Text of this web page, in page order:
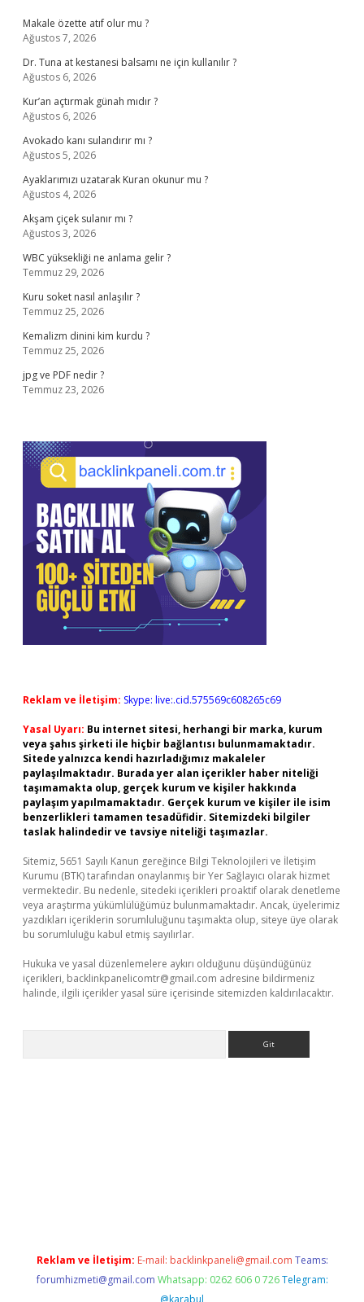
Makale özette atıf olur mu ?
Ağustos 7, 2026
Dr. Tuna at kestanesi balsamı ne için kullanılır ?
Ağustos 6, 2026
Kur’an açtırmak günah mıdır ?
Ağustos 6, 2026
Avokado kanı sulandırır mı ?
Ağustos 5, 2026
Ayaklarımızı uzatarak Kuran okunur mu ?
Ağustos 4, 2026
Akşam çiçek sulanır mı ?
Ağustos 3, 2026
WBC yüksekliği ne anlama gelir ?
Temmuz 29, 2026
Kuru soket nasıl anlaşılır ?
Temmuz 25, 2026
Kemalizm dinini kim kurdu ?
Temmuz 25, 2026
jpg ve PDF nedir ?
Temmuz 23, 2026
Reklam ve İletişim: Skype: live:.cid.575569c608265c69
Yasal Uyarı: Bu internet sitesi, herhangi bir marka, kurum
veya şahıs şirketi ile hiçbir bağlantısı bulunmamaktadır.
Sitede yalnızca kendi hazırladığımız makaleler
paylaşılmaktadır. Burada yer alan içerikler haber niteliği
taşımamakta olup, gerçek kurum ve kişiler hakkında
paylaşım yapılmamaktadır. Gerçek kurum ve kişiler ile isim
benzerlikleri tamamen tesadüfidir. Sitemizdeki bilgiler
taslak halindedir ve tavsiye niteliği taşımazlar.
Sitemiz, 5651 Sayılı Kanun gereğince Bilgi Teknolojileri ve İletişim
Kurumu (BTK) tarafından onaylanmış bir Yer Sağlayıcı olarak hizmet
vermektedir. Bu nedenle, sitedeki içerikleri proaktif olarak denetleme
veya araştırma yükümlülüğümüz bulunmamaktadır. Ancak, üyelerimiz
yazdıkları içeriklerin sorumluluğunu taşımakta olup, siteye üye olarak
bu sorumluluğu kabul etmiş sayılırlar.
Hukuka ve yasal düzenlemelere aykırı olduğunu düşündüğünüz
içerikleri, backlinkpanelicomtr@gmail.com adresine bildirmeniz
halinde, ilgili içerikler yasal süre içerisinde sitemizden kaldırılacaktır.
Reklam ve İletişim: E-mail: backlinkpaneli@gmail.com Teams:
forumhizmeti@gmail.com Whatsapp: 0262 606 0 726 Telegram:
@karabul